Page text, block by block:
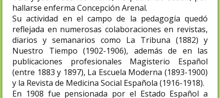
hallarse enferma Concepción Arenal.
Su actividad en el campo de la pedagogía quedó
reflejada en numerosas colaboraciones en revistas,
diarios y semanarios como La Tribuna (1882) y
Nuestro Tiempo (1902-1906), además de en las
publicaciones profesionales Magisterio Español
(entre 1883 y 1897), La Escuela Moderna (1893-1900)
y la Revista de Medicina Social Española (1916-1918).
En 1908 fue pensionada por el Estado Español a